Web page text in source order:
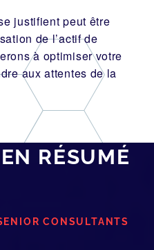
justifient peut être
de l’actif de
à optimiser votre
aux attentes de la
RÉSUMÉ
CONSULTANTS